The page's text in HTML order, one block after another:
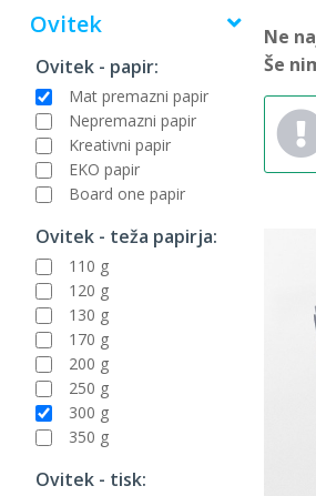
Ovitek
Ovitek - papir:
Mat premazni papir
Nepremazni papir
Kreativni papir
EKO papir
Board one papir
Ovitek - teža papirja:
110 g
120 g
130 g
170 g
200 g
250 g
300 g
350 g
Ovitek - tisk:
Ne
Še